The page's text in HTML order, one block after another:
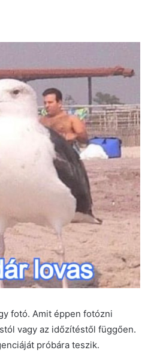
fotó. Amit éppen fotózni
vagy az időzítéstől függően.
próbára teszik.